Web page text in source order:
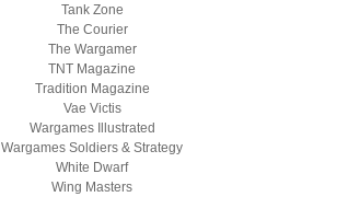
Tank Zone
The Courier
The Wargamer
TNT Magazine
Tradition Magazine
Vae Victis
Wargames Illustrated
Wargames Soldiers & Strategy
White Dwarf
Wing Masters